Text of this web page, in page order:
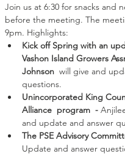
Join us at 6:30 for snacks and
before the meeting. The
9pm. Highlights:
Kick off Spring with an
Vashon Island Growers
Johnson will give and
questions.
Unincorporated King
Alliance  program  -
and update and answer
The PSE Advisory
Update and answer